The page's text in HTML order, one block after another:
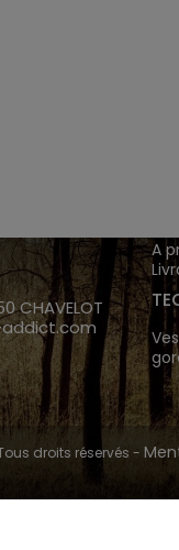
CHAVELOT
A
droits réservés -